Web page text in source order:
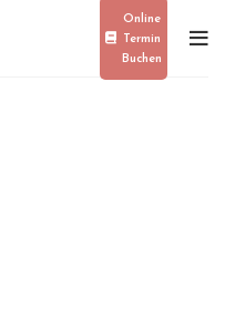
Online
Termin
Buchen